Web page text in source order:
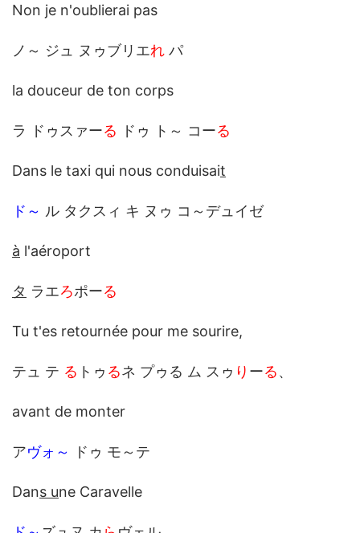
Non je n'oublierai pas
ノ～ ジュ ヌゥブリエれ パ
la douceur de ton corps
ラ ドゥスァーる ドゥ ト～ コーる
Dans le taxi qui nous conduisait
ド～ ル タクスィ キ ヌゥ コ～デュイゼ
à l'aéroport
タ ラエろポーる
Tu t'es retournée pour me sourire,
テュ テ る トゥ るネ プゥる ム スゥ り ーる、
avant de monter
アヴォ～ ドゥ モ～テ
Dans une Caravelle